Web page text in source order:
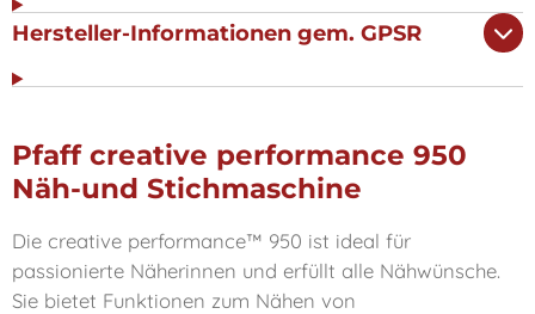
Hersteller-Informationen gem. GPSR
Pfaff creative performance 950
Näh-und Stichmaschine
Die creative performance™ 950 ist ideal für
passionierte Näherinnen und erfüllt alle Nähwünsche.
Sie bietet Funktionen zum Nähen von